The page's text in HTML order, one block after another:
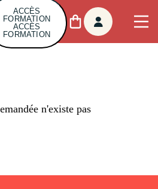
ACCÈS
FORMATION
ACCÈS
FORMATION
n'existe pas